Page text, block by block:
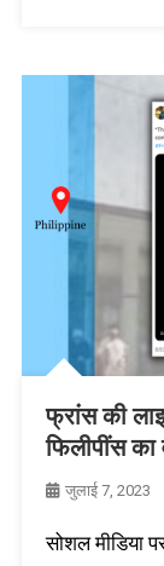
फ्रांस की
फिलीपींस
जुलाई 7, 2023
सोशल मीडिया